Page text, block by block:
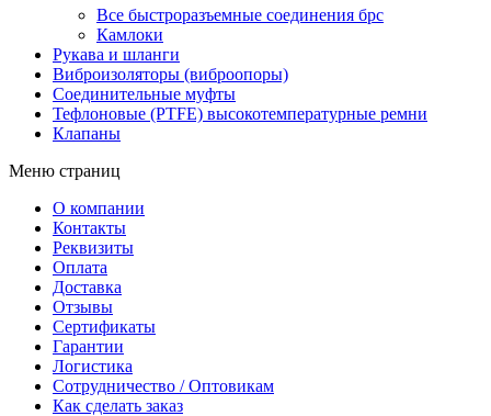
Все быстроразъемные соединения брс
Камлоки
Рукава и шланги
Виброизоляторы (виброопоры)
Соединительные муфты
Тефлоновые (PTFE) высокотемпературные ремни
Клапаны
Меню страниц
О компании
Контакты
Реквизиты
Оплата
Доставка
Отзывы
Сертификаты
Гарантии
Логистика
Сотрудничество / Оптовикам
Как сделать заказ